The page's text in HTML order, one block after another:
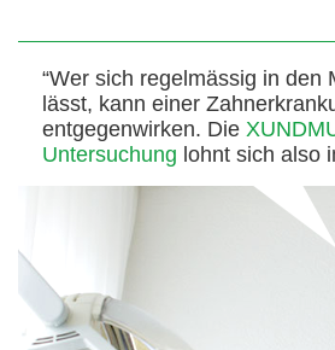
“Wer sich regelmässig in den
lässt, kann einer
entgegenwirken. Die
Untersuchung lohnt sich also